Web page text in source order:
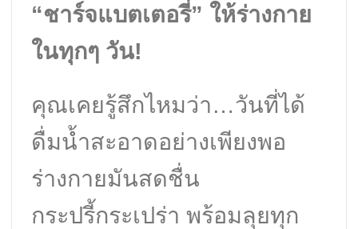
“ชาร์จแบตเตอรี่” ให้ร่างกาย
ในทุกๆ วัน!
คุณเคยรู้สึกไหมว่า…วันที่ได้
ดื่มน้ำสะอาดอย่างเพียงพอ
ร่างกายมันสดชื่น
กระปรี้กระเปร่า พร้อมลุยทุก